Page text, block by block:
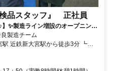
品スタッフ』 正社員
✨製造ライン増設のオープニング
ラクスルグループ✨✨
製造チーム
┗下
、京都市、精華町、桜井市